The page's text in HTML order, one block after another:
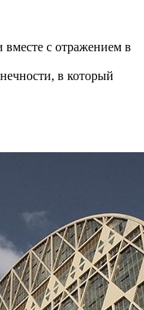
вместе с отражением в
в который